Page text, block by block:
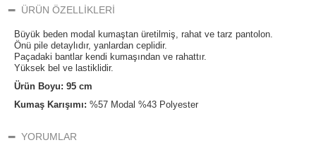
ÜRÜN ÖZELLIKLERI
Büyük beden modal kumaştan üretilmiş, rahat ve tarz pantolon.
Önü pile detaylıdır, yanlardan ceplidir.
Paçadaki bantlar kendi kumaşından ve rahattır.
Yüksek bel ve lastiklidir.
Ürün Boyu: 95 cm
Kumaş Karışımı: %57 Modal %43 Polyester
YORUMLAR